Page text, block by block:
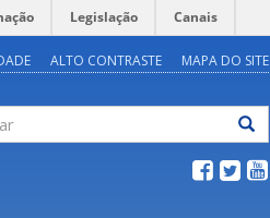
Legislação Canais
ALTO CONTRASTE MAPA DO SITE